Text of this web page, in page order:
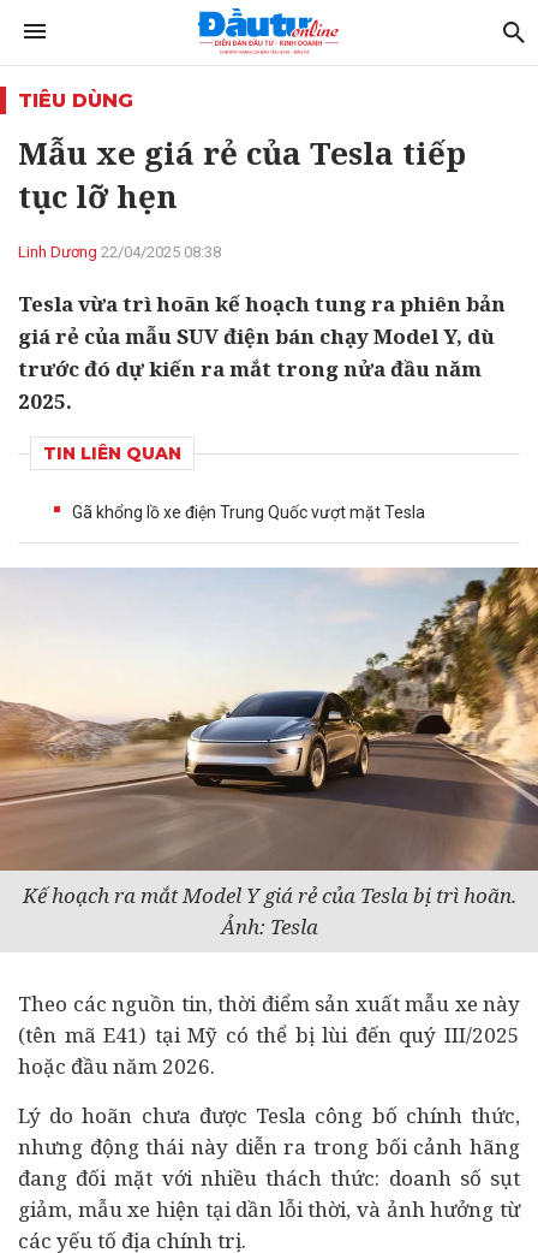
TIÊU DÙNG
Mẫu xe giá rẻ của Tesla tiếp
tục lỡ hẹn
Linh Dương 22/04/2025 08:38
Tesla vừa trì hoãn kế hoạch tung ra phiên bản
giá rẻ của mẫu SUV điện bán chạy Model Y, dù
trước đó dự kiến ra mắt trong nửa đầu năm
2025.
TIN LIÊN QUAN
Gã khổng lồ xe điện Trung Quốc vượt mặt Tesla
Kế hoạch ra mắt Model Y giá rẻ của Tesla bị trì hoãn.
Ảnh: Tesla
Theo các nguồn tin, thời điểm sản xuất mẫu xe này
(tên mã E41) tại Mỹ có thể bị lùi đến quý III/2025
hoặc đầu năm 2026.
Lý do hoãn chưa được Tesla công bố chính thức,
nhưng động thái này diễn ra trong bối cảnh hãng
đang đối mặt với nhiều thách thức: doanh số sụt
giảm, mẫu xe hiện tại dần lỗi thời, và ảnh hưởng từ
các yếu tố địa chính trị.